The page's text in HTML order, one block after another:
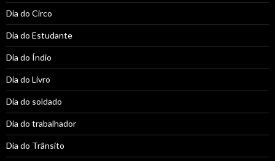
Dia do Circo
Dia do Estudante
Dia do Índio
Dia do Livro
Dia do soldado
Dia do trabalhador
Dia do Trânsito